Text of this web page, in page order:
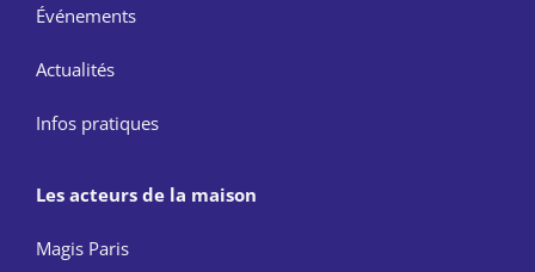
Événements
Actualités
Infos pratiques
Les acteurs de la maison
Magis Paris